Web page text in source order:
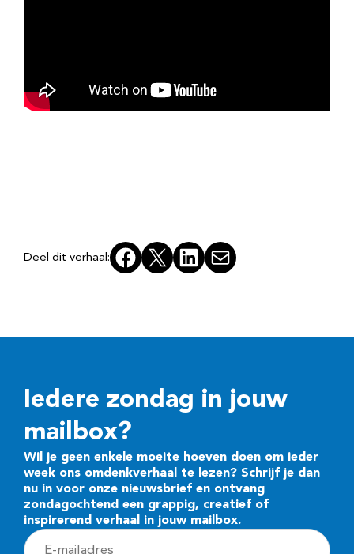
Deel dit verhaal: Facebook
X LinkedInE-mail
Iedere zondag in jouw
mailbox?
Wil je geen enkele moeite hoeven doen om ieder
week ons omdenkverhaal te lezen? Schrijf je dan
nu in voor onze nieuwsbrief en ontvang
zondagochtend een grappig, creatief of
inspirerend verhaal in jouw mailbox.
E